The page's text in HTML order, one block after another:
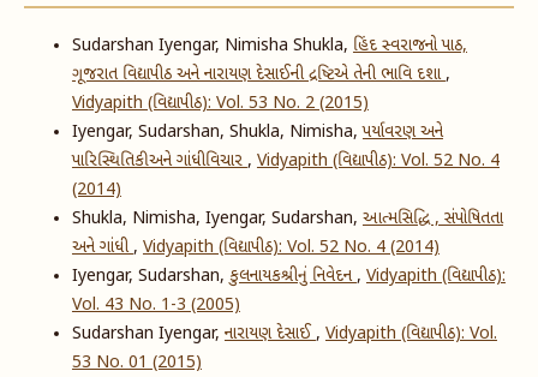
Sudarshan Iyengar, Nimisha Shukla, હિંદ સ્વરાજનો પાઠ,
ગૂજરાત વિદ્યાપીઠ અને નારાયણ દેસાઈની દ્રષ્ટિએ તેની ભાવિ દશા,
Vidyapith (વિદ્યાપીઠ): Vol. 53 No. 2 (2015)
Iyengar, Sudarshan, Shukla, Nimisha,પર્યાવરણ અને
પારિસ્થિતિકી અને ગાંધીવિચાર, Vidyapith (વિદ્યાપીઠ): Vol. 52 No. 4
(2014)
Shukla, Nimisha, Iyengar, Sudarshan, આત્મસિદ્ધિ , સંપોષિતતા
અને ગાંધી, Vidyapith (વિદ્યાપીઠ): Vol. 52 No. 4 (2014)
Iyengar, Sudarshan,કુલનાયકશ્રીનું નિવેદન, Vidyapith (વિદ્યાપીઠ):
Vol. 43 No. 1-3 (2005)
Sudarshan Iyengar, નારાયણ દેસાઈ, Vidyapith (વિદ્યાપીઠ): Vol.
53 No. 01 (2015)